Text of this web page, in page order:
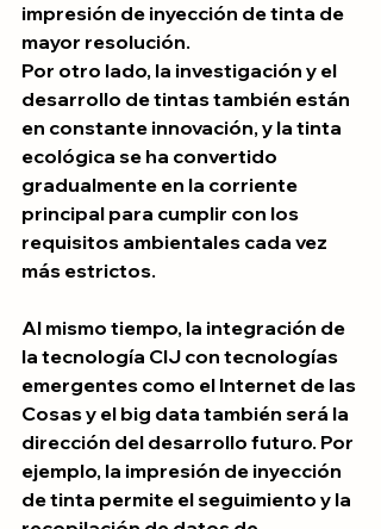
impresión de inyección de tinta de
mayor resolución.
Por otro lado, la investigación y el
desarrollo de tintas también están
en constante innovación, y la tinta
ecológica se ha convertido
gradualmente en la corriente
principal para cumplir con los
requisitos ambientales cada vez
más estrictos.
Al mismo tiempo, la integración de
la tecnología CIJ con tecnologías
emergentes como el Internet de las
Cosas y el big data también será la
dirección del desarrollo futuro. Por
ejemplo, la impresión de inyección
de tinta permite el seguimiento y la